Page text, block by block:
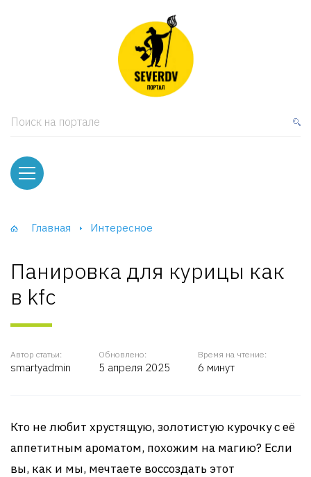
Поиск на портале
Главная Интересное
Панировка для курицы как
в kfc
Автор статьи:
smartyadmin
Обновлено:
5 апреля 2025
Время на чтение:
6 минут
Кто не любит хрустящую, золотистую курочку с её
аппетитным ароматом, похожим на магию? Если
вы, как и мы, мечтаете воссоздать этот
и тумбы